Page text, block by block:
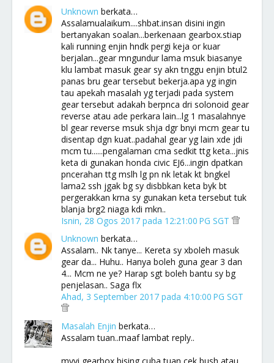
Unknown berkata…
Assalamualaikum....shbat.insan disini ingin
bertanyakan soalan...berkenaan gearbox.stiap
kali running enjin hndk pergi keja or kuar
berjalan...gear mngundur lama msuk biasanye
klu lambat masuk gear sy akn tnggu enjin btul2
panas bru gear tersebut bekerja.apa yg ingin
tau apekah masalah yg terjadi pada system
gear tersebut adakah berpnca dri solonoid gear
reverse atau ade perkara lain...lg 1 masalahnye
bl gear reverse msuk shja dgr bnyi mcm gear tu
disentap dgn kuat..padahal gear yg lain xde jdi
mcm tu......pengalaman cma sedkit ttg keta...jnis
keta di gunakan honda civic EJ6...ingin dpatkan
pncerahan ttg mslh lg pn nk letak kt bngkel
lama2 ssh jgak bg sy disbbkan keta byk bt
pergerakkan krna sy gunakan keta tersebut tuk
blanja brg2 niaga kdi mkn..
Isnin, 28 Ogos 2017 pada 12:21:00 PG SGT
Unknown berkata…
Assalam.. Nk tanye... Kereta sy xboleh masuk
gear da... Huhu.. Hanya boleh guna gear 3 dan
4... Mcm ne ye? Harap sgt boleh bantu sy bg
penjelasan.. Saga flx
Ahad, 3 September 2017 pada 4:10:00 PG SGT
Masalah Enjin berkata…
Assalam tuan..maaf lambat reply..